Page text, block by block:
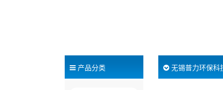
产品分类 无锡普力环保科